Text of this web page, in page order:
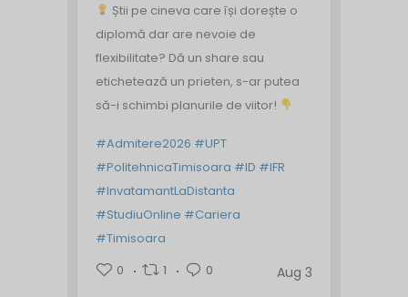
Știi pe cineva care își dorește o
diplomă dar are nevoie de
flexibilitate? Dă un share sau
etichetează un prieten, s-ar putea
să-i schimbi planurile de viitor!
#Admitere2026 #UPT
#PolitehnicaTimisoara #ID #IFR
#InvatamantLaDistanta
#StudiuOnline #Cariera
#Timisoara
0
1 0 Aug 3